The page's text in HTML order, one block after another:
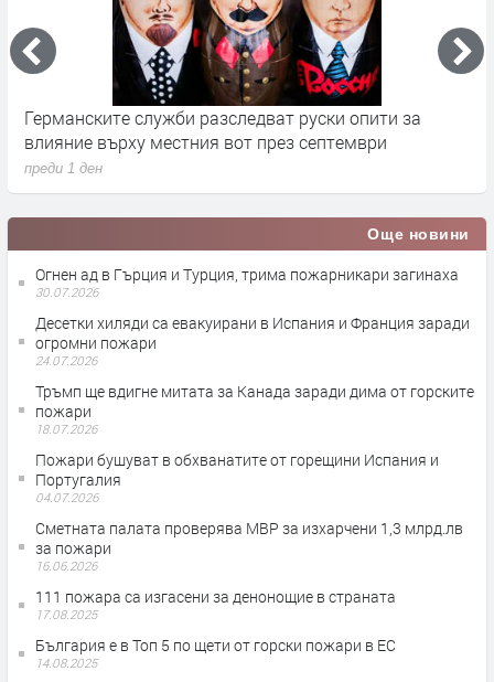
Германските служби разследват руски опити за
влияние върху местния вот през септември
преди 1 ден
Още новини
Огнен ад в Гърция и Турция, трима пожарникари загинаха
30.07.2026
Десетки хиляди са евакуирани в Испания и Франция заради
огромни пожари
24.07.2026
Тръмп ще вдигне митата за Канада заради дима от горските
пожари
18.07.2026
Пожари бушуват в обхванатите от горещини Испания и
Португалия
04.07.2026
Сметната палата проверява МВР за изхарчени 1,3 млрд.лв
за пожари
16.06.2026
111 пожара са изгасени за денонощие в страната
17.08.2025
България е в Топ 5 по щети от горски пожари в ЕС
14.08.2025